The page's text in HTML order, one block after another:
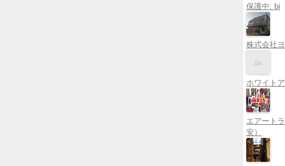
保護中: bi
株式会社
ホワイト
エアート
安）